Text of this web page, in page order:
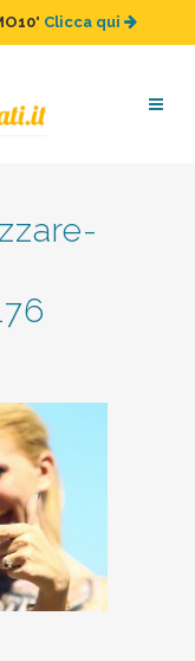
" Clicca qui